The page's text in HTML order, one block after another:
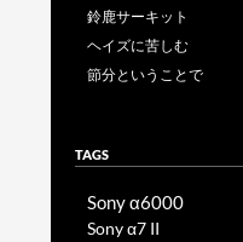
鈴鹿サーキット
ヘイズに苦しむ
節分ということで
TAGS
Sony α6000
Sony α7 II